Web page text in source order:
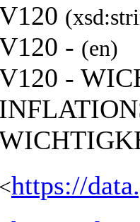
- (en)
-
<https://